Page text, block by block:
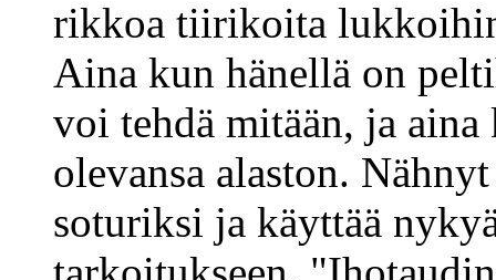
rikkoa tiirikoita
Aina kun hänellä on
voi tehdä mitään, ja
olevansa alaston.
soturiksi ja käyttää